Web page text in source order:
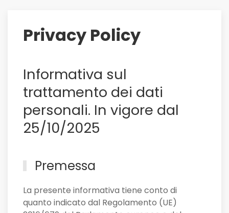
Privacy Policy
Informativa sul
trattamento dei dati
personali. In vigore dal
25/10/2025
Premessa
La presente informativa tiene conto di
quanto indicato dal Regolamento (UE)